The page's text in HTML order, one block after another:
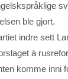
ble gjort.
indre sett
à
komme inni